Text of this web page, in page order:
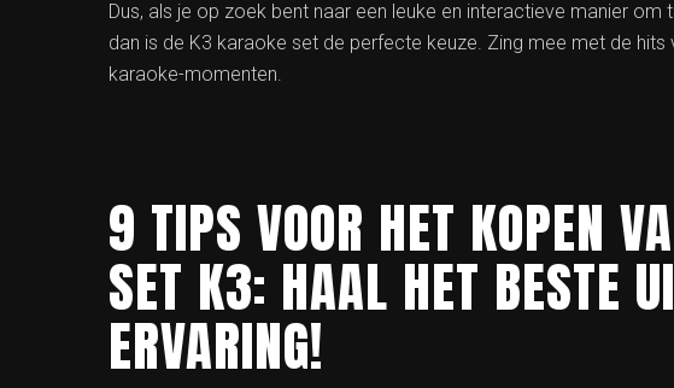
Dus, als je op zoek bent naar een leuke en interactieve manier
dan is de K3 karaoke set de perfecte keuze. Zing mee met de
karaoke-momenten.
9 TIPS VOOR HET KOPEN
SET K3: HAAL HET BESTE
ERVARING!